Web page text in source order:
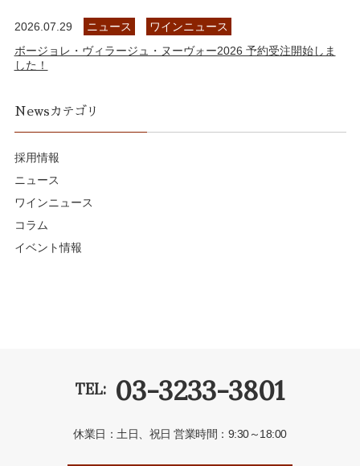
2026.07.29 ニュース
ワインニュース
ボージョレ・ヴィラージュ・ヌーヴォー2026 予約受注開始しま
した！
Newsカテゴリ
採用情報
ニュース
ワインニュース
コラム
イベント情報
TEL: 03-3233-3801
休業日：土日、祝日営業時間：9:30～18:00